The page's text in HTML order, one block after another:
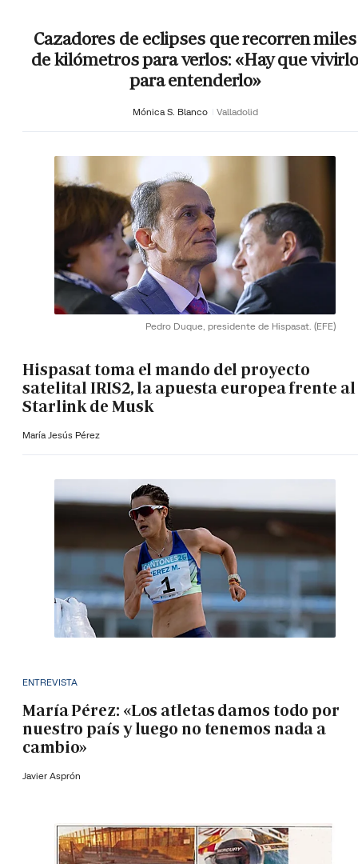
Cazadores de eclipses que recorren miles
de kilómetros para verlos: «Hay que
para entenderlo»
Mónica S. Blanco Valladolid
Pedro Duque, presidente de Hispasat. (EFE)
Hispasat toma el mando del proyecto
satelital IRIS2, la apuesta europea frente al
Starlink de Musk
María Jesús Pérez
ENTREVISTA
María Pérez: «Los atletas damos todo por
nuestro país y luego no tenemos nada a
cambio»
Javier Asprón